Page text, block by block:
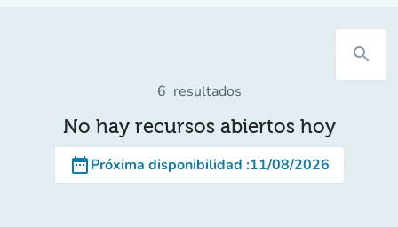
search
6 resultados
No hay recursos abiertos hoy
date_rangePróxima disponibilidad :11/08/2026